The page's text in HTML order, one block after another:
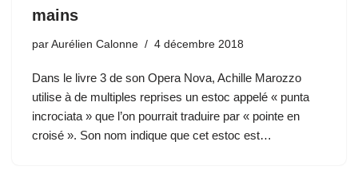
mains
par Aurélien Calonne 4 décembre 2018
Dans le livre 3 de son Opera Nova, Achille Marozzo
utilise à de multiples reprises un estoc appelé « punta
incrociata » que l’on pourrait traduire par « pointe en
croisé ». Son nom indique que cet estoc est…